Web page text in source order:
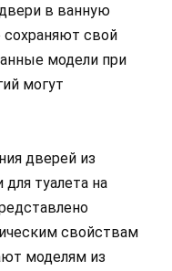
в ванную
сохраняют свой
модели при
могут
дверей из
туалета на
свойствам
моделям из